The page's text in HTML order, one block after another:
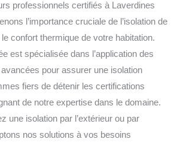
professionnels certifiés à Laverdines
l’importance cruciale de l’isolation de
confort thermique de votre habitation.
est spécialisée dans l’application des
pour assurer une isolation
fiers de détenir les certifications
de notre expertise dans le domaine.
une isolation par l’extérieur ou par
nos solutions à vos besoins